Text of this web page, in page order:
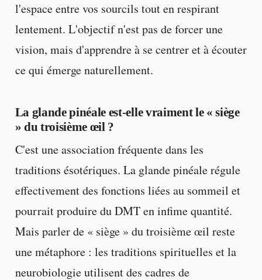
l'espace entre vos sourcils tout en respirant
lentement. L'objectif n'est pas de forcer une
vision, mais d'apprendre à se centrer et à écouter
ce qui émerge naturellement.
La glande pinéale est-elle vraiment le « siège
» du troisième œil ?
C'est une association fréquente dans les
traditions ésotériques. La glande pinéale régule
effectivement des fonctions liées au sommeil et
pourrait produire du DMT en infime quantité.
Mais parler de « siège » du troisième œil reste
une métaphore : les traditions spirituelles et la
neurobiologie utilisent des cadres de